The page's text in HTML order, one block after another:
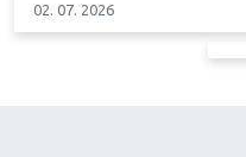
02. 07. 2026